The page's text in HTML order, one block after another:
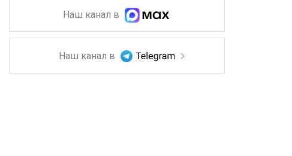
Наш канал в
Наш канал в